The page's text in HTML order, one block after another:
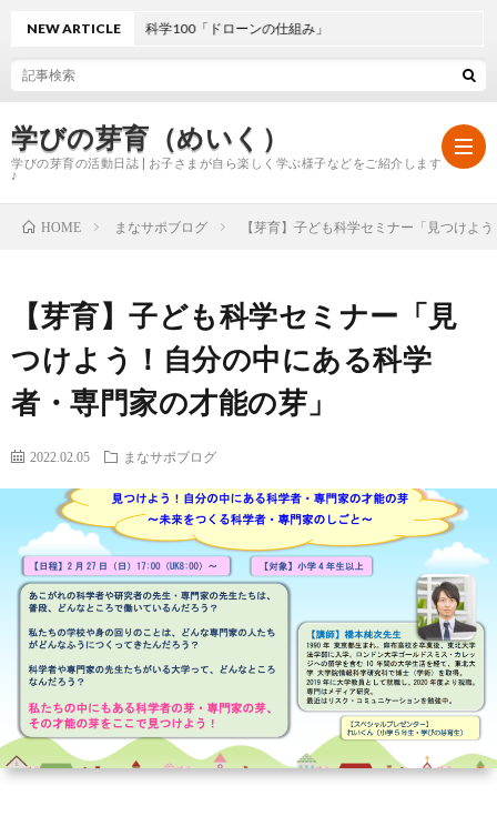
学びの芽育（めいく）
学びの芽育の活動日誌 | お子さまが自ら楽しく学ぶ様子などをご紹介します
♪
芽
育
と
は？
NEW ARTICLE
【C芽】ひとこと科学100「ドローンの仕組み」
HOME まなサポブログ 【芽育】子ども科学セミナー「見つけよ
【芽育】子ども科学セミナー「見
つけよう！自分の中にある科学
者・専門家の才能の芽」
2022.02.05 まなサポブログ